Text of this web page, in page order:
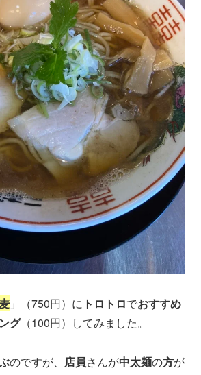
」（750円）に トロトロでおすすめ
グ（100円）してみました。
のですが、 店員さんが中太麺の方が